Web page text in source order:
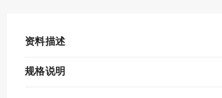
资料描述
规格说明